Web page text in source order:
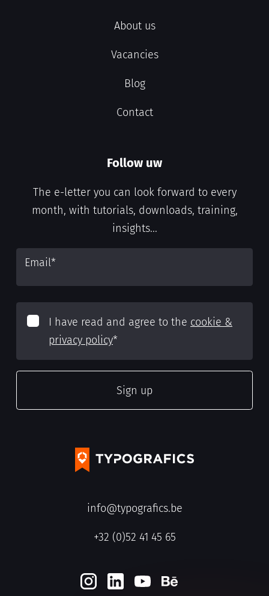
info@typografics.be
+32 (0)52 41 45 65
About us
Vacancies
Blog
Contact
Follow uw
The e-letter you can look forward to every
month, with tutorials, downloads, training,
insights...
Email*
I have read and agree to the cookie &
privacy policy*